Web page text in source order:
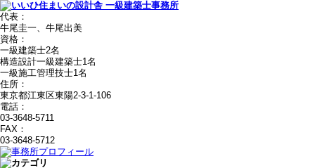
代表：
牛尾圭一、牛尾出美
資格：
一級建築士2名
構造設計一級建築士1名
一級施工管理技士1名
住所：
東京都江東区東陽2-3-1-106
電話：
03-3648-5711
FAX：
03-3648-5712